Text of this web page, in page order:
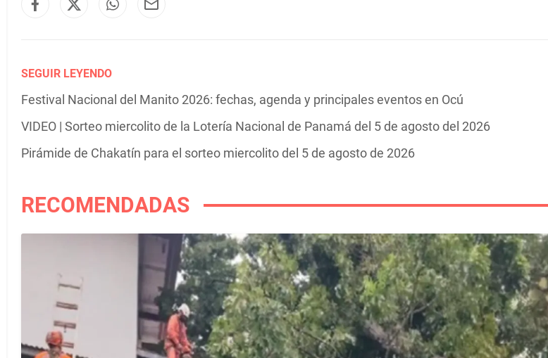
SEGUIR LEYENDO
Festival Nacional del Manito 2026: fechas, agenda y principales eventos en Ocú
VIDEO | Sorteo miercolito de la Lotería Nacional de Panamá del 5 de agosto del 2026
Pirámide de Chakatín para el sorteo miercolito del 5 de agosto de 2026
RECOMENDADAS